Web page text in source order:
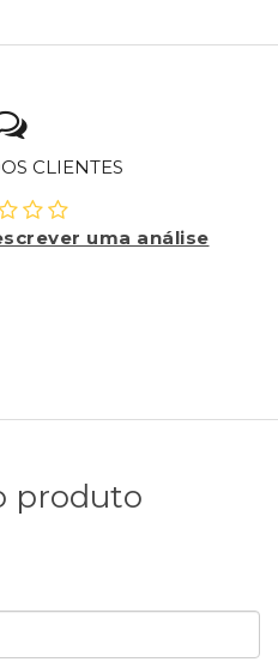
CLIENTES
uma análise
produto